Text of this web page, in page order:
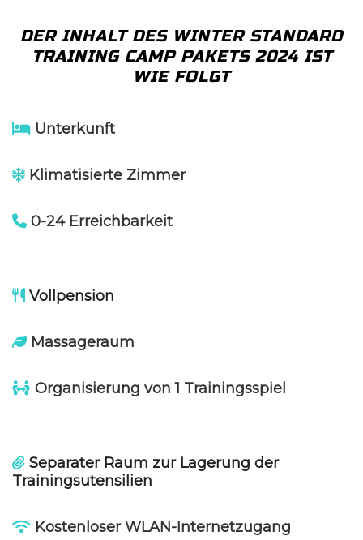
DER INHALT DES WINTER STANDARD
TRAINING CAMP PAKETS 2024 IST
WIE FOLGT
Unterkunft
Klimatisierte Zimmer
0-24 Erreichbarkeit
Vollpension
Massageraum
Organisierung von 1 Trainingsspiel
Separater Raum zur Lagerung der
Trainingsutensilien
Kostenloser WLAN-Internetzugang